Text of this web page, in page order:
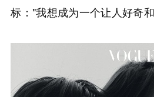
标："我想成为一个让人好奇